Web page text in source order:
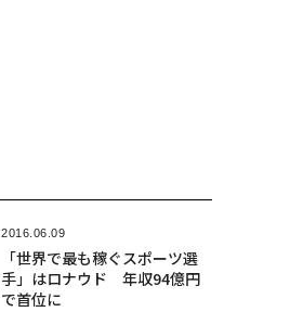
2016.06.09
「世界で最も稼ぐスポーツ選
手」はロナウド 年収94億円
で首位に